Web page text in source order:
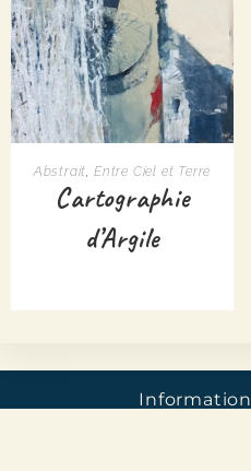
LIRE LA SUITE
Abstrait, Entre Ciel et Terre
Cartographie
d’Argile